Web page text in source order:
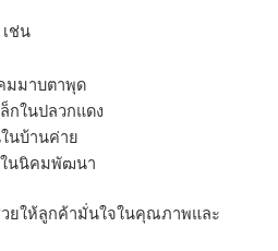
เช่น
มมาบตาพุด
กในปลวกแดง
นบ้านค่าย
ในนิคมพัฒนา
ยให้ลูกค้ามั่นใจในคุณภาพและ